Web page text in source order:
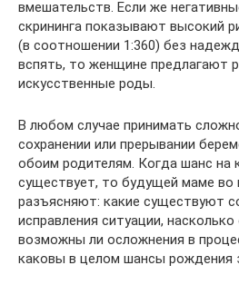
вмешательств. Если же
скрининга показывают высокий
(в соотношении 1:360) без
вспять, то женщине предлагают
искусственные роды.
В любом случае принимать
сохранении или прерывании
обоим родителям. Когда шанс на
существует, то будущей маме во
разъясняют: какие существуют
исправления ситуации,
возможны ли осложнения в
каковы в целом шансы рождения